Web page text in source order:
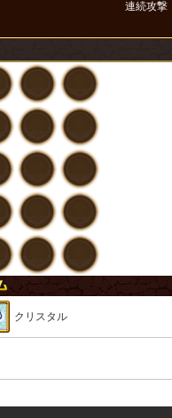
連続攻撃
クリスタル